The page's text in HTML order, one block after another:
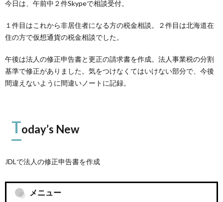
今日は、午前中２件Skypeで相談受付。
１件目はこれから非居住者になる方の税金相談。２件目は北海道在
住の方で仮想通貨の税金相談でした。
午後は法人の修正申告書と更正の請求書を作成。法人事業税の分割
基準で修正がありました。気をつけなくてはいけない部分で、今後
間違えないように間違いノートに記録。
Today’s New
JDLで法人の修正申告書を作成
メニュー